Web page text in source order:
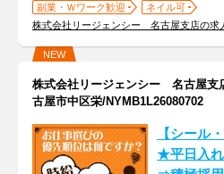
副業・Ｗワーク歓迎
ネイル可
株式会社リージェンシー 名古屋支店の求
NEW
株式会社リージェンシー 名古屋
古屋市中区栄/NYMB1L26080702
【シール
★平日入れ